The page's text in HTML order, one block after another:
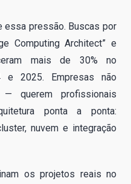
essa pressão. Buscas por
Computing Architect” e
mais de 30% no
e 2025. Empresas não
— querem profissionais
ponta a ponta:
nuvem e integração
os projetos reais no